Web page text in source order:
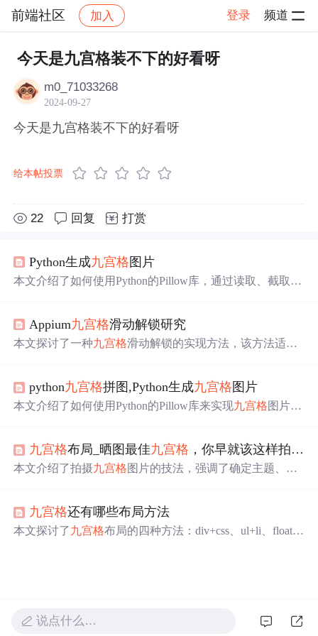
前端社区 加入 登录 频道
社区 前端社区 感慨 帖子详情
今天是九宫格装不下的好看呀
m0_71033268
2024-09-27
今天是九宫格装不下的好看呀
给本帖投票
22 回复 打赏
Python生成九宫格图片
本文介绍了如何使用Python的Pillow库，通过读取、截取和
Appium九宫格滑动解锁研究
本文探讨了一种九宫格滑动解锁的实现方法，该方法适用
Appium的touchaction类进行滑动操作。
python九宫格拼图,Python生成九宫格 图片
本文介绍了如何使用Python的Pillow库来实现九宫格图片的
原图的九个部分，并分别保存为九张小图片，从而完成九
宫格的制作。最后提供了一段完整的代码示例，帮助读者
九宫格布局_晒图最佳九宫格 ，你早就该这样拍了！
本文介绍了拍摄九宫格图片的技法，强调了确定主题、保
以增强视觉效果和故事性。同时，鼓励读者分享自己的
宫格作品，参与有奖征集活动。
九宫格还有哪些布局方法
本文探讨了九宫格布局的四种方法：div+css、ul+li、float和
说点什么…